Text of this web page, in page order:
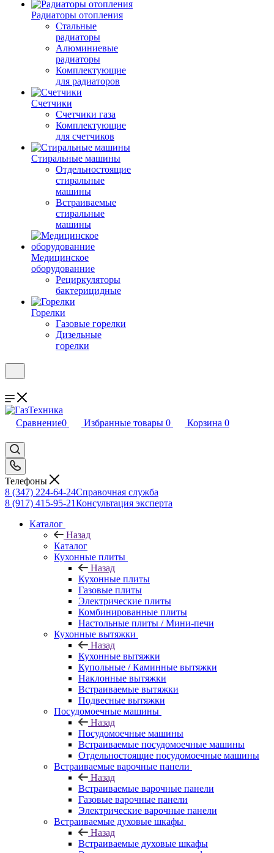
Радиаторы отопления
Стальные
радиаторы
Алюминиевые
радиаторы
Комплектующие
для радиаторов
Счетчики
Счетчики газа
Комплектующие
для счетчиков
Стиральные машины
Отдельностоящие
стиральные
машины
Встраиваемые
стиральные
машины
Медицинское
оборудованние
Рециркуляторы
бактерицидные
Горелки
Газовые горелки
Дизельные
горелки
Сравнение0 Избранные товары 0 Корзина 0
Телефоны
8 (347) 224-64-24Справочная служба
8 (917) 415-95-21Консультация эксперта
Каталог
Назад
Каталог
Кухонные плиты
Назад
Кухонные плиты
Газовые плиты
Электрические плиты
Комбинированные плиты
Настольные плиты / Мини-печи
Кухонные вытяжки
Назад
Кухонные вытяжки
Купольные / Каминные вытяжки
Наклонные вытяжки
Встраиваемые вытяжки
Подвесные вытяжки
Посудомоечные машины
Назад
Посудомоечные машины
Встраиваемые посудомоечные машины
Отдельностоящие посудомоечные машины
Встраиваемые варочные панели
Назад
Встраиваемые варочные панели
Газовые варочные панели
Электрические варочные панели
Встраиваемые духовые шкафы
Назад
Встраиваемые духовые шкафы